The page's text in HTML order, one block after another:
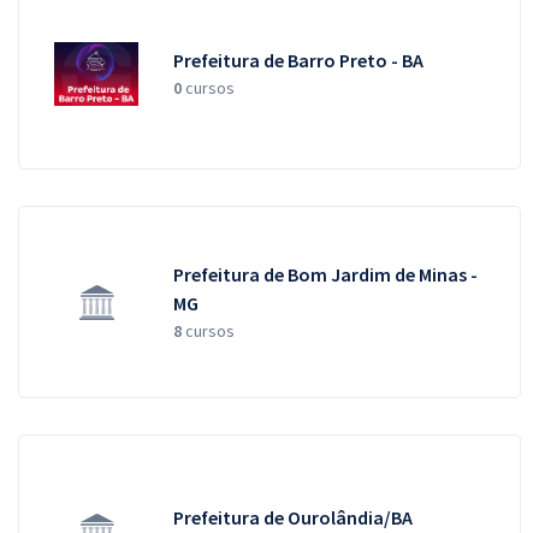
Prefeitura de Barro Preto - BA
0cursos
Prefeitura de Bom Jardim de Minas -
MG
8cursos
Prefeitura de Ourolândia/BA